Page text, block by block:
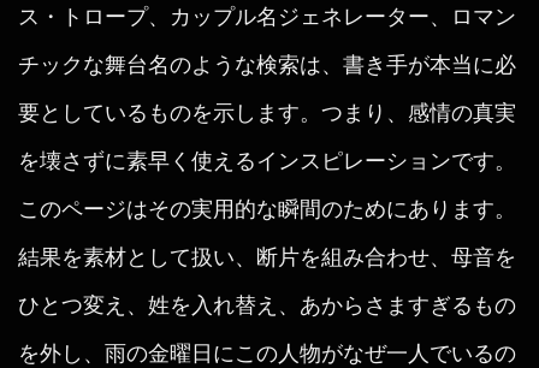
ス・トロープ、カップル名ジェネレーター、ロマン
チックな舞台名のような検索は、書き手が本当に必
要としているものを示します。つまり、感情の真実
を壊さずに素早く使えるインスピレーションです。
このページはその実用的な瞬間のためにあります。
結果を素材として扱い、断片を組み合わせ、母音を
ひとつ変え、姓を入れ替え、あからさますぎるもの
を外し、雨の金曜日にこの人物がなぜ一人でいるの